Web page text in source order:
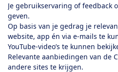
Je gebruikservaring of feedback
geven.
Op basis van je gedrag je
website, app én via e-mails te
YouTube-video’s te kunnen
Relevante aanbiedingen van de
andere sites te krijgen.
E-mailadres
Ik meld me aan